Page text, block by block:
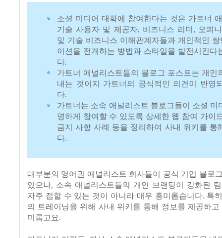
소셜 미디어 대화에 참여한다는 것은 가트너
기술 사용자 및 제공자, 비즈니스 리더, 오피
및 기술 비즈니스 이해관계자들과 개인적인
이션을 전개하는 방법과 스타일을 발전시킨다
다.
가트너 애널리스트들의 블로그 포스트는 개인
내는 것이지 가트너의 공식적인 의견이 반영
다.
가트너는 소속 애널리스트 블로그들이 소셜 미
명하게 참여할 수 있도록 상세한 웹 참여 가이
금지 사항 사례 등을 정리하여 사내 위키를 통
다.
대부분의 영어권 애널리스트 회사들이 공식 기업 블로
있으나, 소속 애널리스트들의 개인 브랜딩이 강화된
자주 접할 수 있는 것이 아니라 매우 흥미롭습니다. 특
의 트레이닝을 위해 사내 위키를 통해 정보를 제공하
미롭고요.